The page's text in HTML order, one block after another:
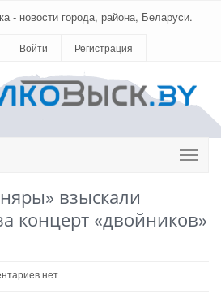
- новости города, района, Беларуси.
Войти Регистрация
взыскали
концерт «двойников»
нет